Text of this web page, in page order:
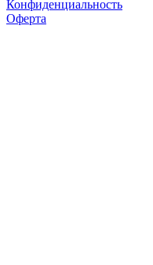
Конфиденциальность
Оферта